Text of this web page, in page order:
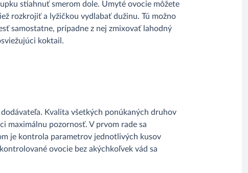
stiahnuť smerom dole. Umyté ovocie môžete
rozkrojiť a lyžičkou vydlabať dužinu. Tú možno
samostatne, prípadne z nej zmixovať lahodný
koktail.
Kvalita všetkých ponúkaných druhov
maximálnu pozornosť. V prvom rade sa
je kontrola parametrov jednotlivých kusov
ovocie bez akýchkoľvek vád sa